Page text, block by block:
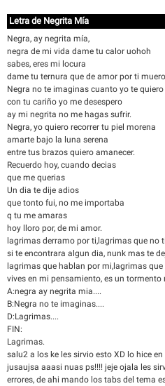
Letra de Negrita Mía
Negra, ay negrita mía,
negra de mi vida dame tu calor uohoh
sabes, eres mi locura
dame tu ternura que de amor por ti
Negra no te imaginas cuanto yo te quiero
con tu cariño yo me desespero
ay mi negrita no me hagas sufrir.
Negra, yo quiero recorrer tu piel morena
amarte bajo la luna serena
entre tus brazos quiero amanecer.
Recuerdo hoy, cuando decias
que me querias
Un dia te dije adios
que tonto fui, no me importaba
q tu me amaras
hoy lloro por, de mi amor.
lagrimas derramo por ti,lagrimas que no
si te encontrara algun dia, nunk mas te
lagrimas que hablan por mi,lagrimas que
vives en mi pensamiento, es un tormento
A:negra ay negrita mia....
B:Negra no te imaginas....
D:Lagrimas....
FIN:
Lagrimas.
salu2 a los ke les sirvio esto XD lo hice
jusaujsa aaasi nuas ps!!!! jeje ojala les
errores, de ahi mando los tabs del tema